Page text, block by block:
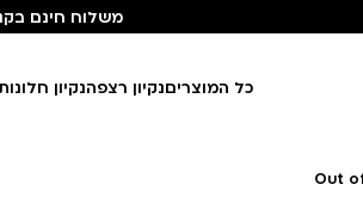
משלוח חינם
כל המוצריםנקיון רצפהנקיון
Out